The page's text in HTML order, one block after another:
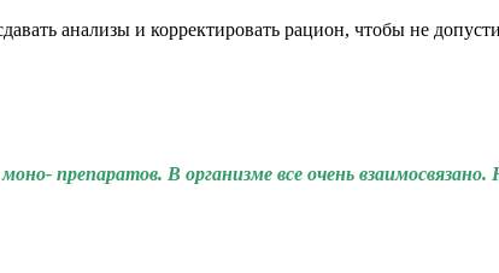
анализы и корректировать рацион, чтобы не
препаратов. В организме все очень